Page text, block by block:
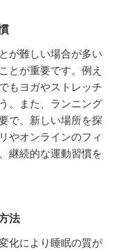
が難しい場合が多い
とが重要です。例え
もヨガやストレッチ
。また、ランニング
で、新しい場所を探
やオンラインのフィ
継続的な運動習慣を
法
化により睡眠の質が